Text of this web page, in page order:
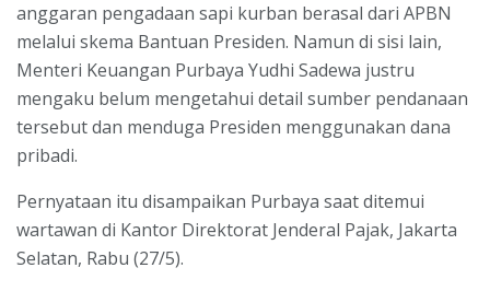
anggaran pengadaan sapi kurban berasal dari APBN
melalui skema Bantuan Presiden. Namun di sisi lain,
Menteri Keuangan Purbaya Yudhi Sadewa justru
mengaku belum mengetahui detail sumber pendanaan
tersebut dan menduga Presiden menggunakan dana
pribadi.
Pernyataan itu disampaikan Purbaya saat ditemui
wartawan di Kantor Direktorat Jenderal Pajak, Jakarta
Selatan, Rabu (27/5).